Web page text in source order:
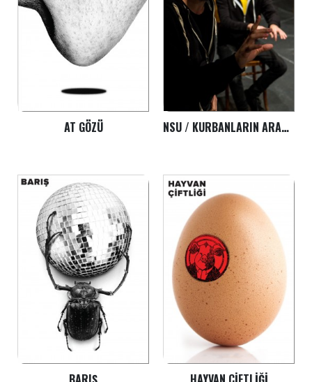
AT GÖZÜ NSU / KURBANLARIN ARASINDA ALMANLAR DA VARDI